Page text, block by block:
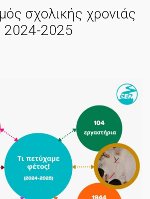
σχολικής χρονιάς
2024-2025